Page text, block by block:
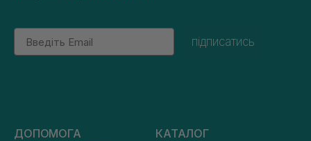
Email
підписатись
ДОПОМОГА КАТАЛОГ